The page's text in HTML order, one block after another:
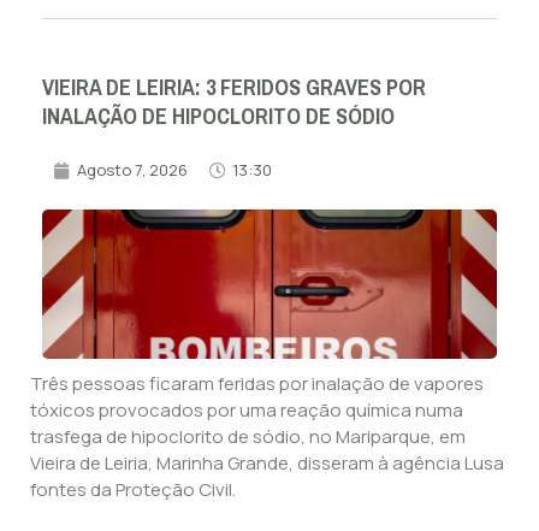
VIEIRA DE LEIRIA: 3 FERIDOS GRAVES POR
INALAÇÃO DE HIPOCLORITO DE SÓDIO
Agosto 7, 2026 13:30
Três pessoas ficaram feridas por inalação de vapores
tóxicos provocados por uma reação química numa
trasfega de hipoclorito de sódio, no Mariparque, em
Vieira de Leiria, Marinha Grande, disseram à agência Lusa
fontes da Proteção Civil.